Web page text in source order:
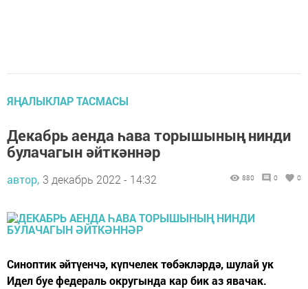
ЯҢАЛЫКЛАР ТАСМАСЫ
Декабрь аенда һава торышының нинди
булачагын әйткәннәр
автор, 3 декабрь 2022 - 14:32 880 0 0
Синоптик әйтүенчә, күпчелек төбәкләрдә, шулай ук
Идел буе федераль округында кар бик аз явачак.